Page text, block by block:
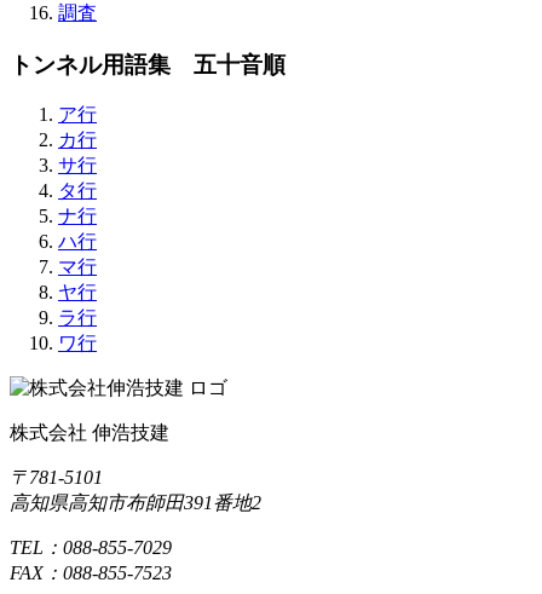
調査
トンネル用語集 五十音順
ア行
カ行
サ行
タ行
ナ行
ハ行
マ行
ヤ行
ラ行
ワ行
株式会社 伸浩技建
〒781-5101
高知県高知市布師田391番地2
TEL：088-855-7029
FAX：088-855-7523